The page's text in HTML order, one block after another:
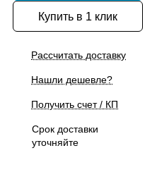
Купить в 1 клик
Рассчитать доставку
Нашли дешевле?
Получить счет / КП
Срок доставки
уточняйте